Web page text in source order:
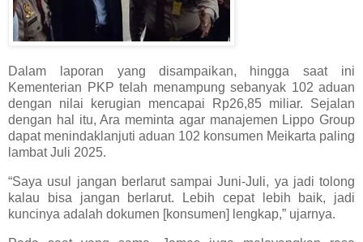
Dalam laporan yang disampaikan, hingga saat ini
Kementerian PKP telah menampung sebanyak 102 aduan
dengan nilai kerugian mencapai Rp26,85 miliar. Sejalan
dengan hal itu, Ara meminta agar manajemen Lippo Group
dapat menindaklanjuti aduan 102 konsumen Meikarta paling
lambat Juli 2025.
“Saya usul jangan berlarut sampai Juni-Juli, ya jadi tolong
kalau bisa jangan berlarut. Lebih cepat lebih baik, jadi
kuncinya adalah dokumen [konsumen] lengkap,” ujarnya.